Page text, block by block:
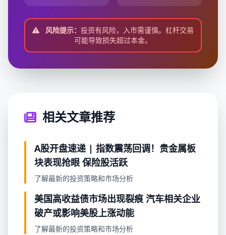
风险提示： 投资有风险，入市需谨慎。杠杆交易
可能导致损失超过本金。
相关文章推荐
A股开盘速递 | 指数震荡回调！贵金属板
块表现抢眼 保险股活跃
了解最新的投资策略和市场分析
美国高收益债市场出现裂痕 汽车相关企业
破产或影响美股上涨动能
了解最新的投资策略和市场分析